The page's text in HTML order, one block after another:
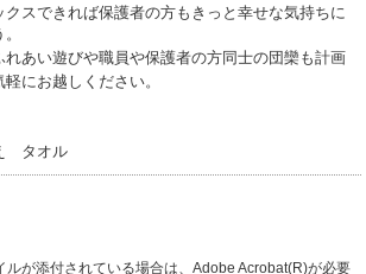
クスできれば保護者の方もきっと幸せな気持ちに
あい遊びや職員や保護者の方同士の団欒も計画
にお越しください。
タオル
が添付されている場合は、Adobe Acrobat(R)が必要